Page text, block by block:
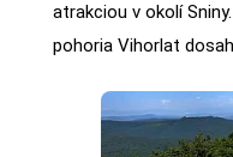
atrakciou v okolí
pohoria Vihorlat